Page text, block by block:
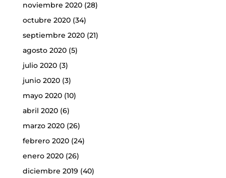
noviembre 2020(28)
octubre 2020(34)
septiembre 2020(21)
agosto 2020(5)
julio 2020(3)
junio 2020(3)
mayo 2020(10)
abril 2020(6)
marzo 2020(26)
febrero 2020(24)
enero 2020(26)
diciembre 2019 (40)